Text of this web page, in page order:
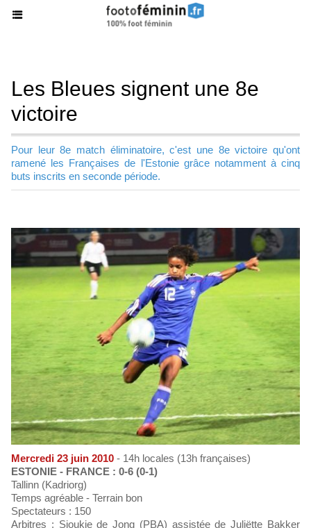
Les Bleues signent une 8e
victoire
Pour leur 8e match éliminatoire, c'est une 8e victoire qu'ont
ramené les Françaises de l'Estonie grâce notamment à cinq
buts inscrits en seconde période.
Mercredi 23 juin 2010 - 14h locales (13h françaises)
ESTONIE - FRANCE : 0-6 (0-1)
Tallinn (Kadriorg)
Temps agréable - Terrain bon
Spectateurs : 150
Arbitres : Sjoukje de Jong (PBA) assistée de Juliëtte Bakker